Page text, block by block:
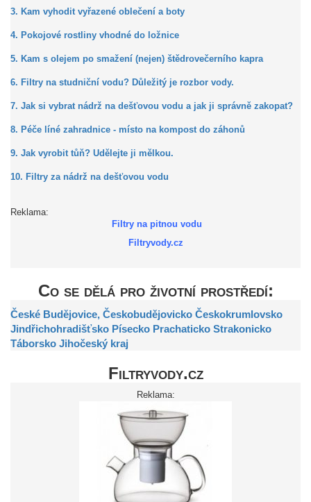
3. Kam vyhodit vyřazené oblečení a boty
4. Pokojové rostliny vhodné do ložnice
5. Kam s olejem po smažení (nejen) štědrovečerního kapra
6. Filtry na studniční vodu? Důležitý je rozbor vody.
7. Jak si vybrat nádrž na dešťovou vodu a jak ji správně zakopat?
8. Péče líné zahradnice - místo na kompost do záhonů
9. Jak vyrobit tůň? Udělejte ji mělkou.
10. Filtry za nádrž na dešťovou vodu
Reklama:
Filtry na pitnou vodu
Filtryvody.cz
Co se dělá pro životní prostředí:
České Budějovice, Českobudějovicko Českokrumlovsko
Jindřichohradišťsko Písecko Prachaticko Strakonicko
Táborsko Jihočeský kraj
Filtryvody.cz
Reklama: